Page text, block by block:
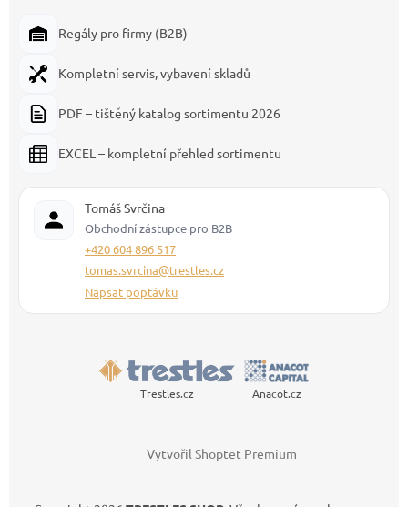
Regály pro firmy (B2B)
Kompletní servis, vybavení skladů
PDF – tištěný katalog sortimentu 2026
EXCEL – kompletní přehled sortimentu
Tomáš Svrčina
Obchodní zástupce pro B2B
+420 604 896 517
tomas.svrcina@trestles.cz
Napsat poptávku
Trestles.cz Anacot.cz
Vytvořil Shoptet Premium